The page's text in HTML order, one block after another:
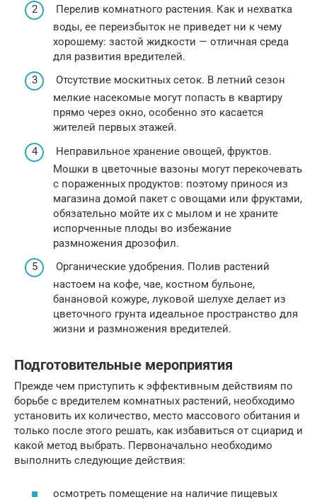
Перелив комнатного растения. Как и нехватка
воды, ее переизбыток не приведет ни к чему
хорошему: застой жидкости — отличная среда
для развития вредителей.
Отсутствие москитных сеток. В летний сезон
мелкие насекомые могут попасть в квартиру
прямо через окно, особенно это касается
жителей первых этажей.
Неправильное хранение овощей, фруктов.
Мошки в цветочные вазоны могут перекочевать
с пораженных продуктов: поэтому принося из
магазина домой пакет с овощами или фруктами,
обязательно мойте их с мылом и не храните
испорченные плоды во избежание
размножения дрозофил.
Органические удобрения. Полив растений
настоем на кофе, чае, костном бульоне,
банановой кожуре, луковой шелухе делает из
цветочного грунта идеальное пространство для
жизни и размножения вредителей.
Подготовительные мероприятия
Прежде чем приступить к эффективным действиям по
борьбе с вредителем комнатных растений, необходимо
установить их количество, место массового обитания и
только после этого решать, как избавиться от сциарид и
какой метод выбрать. Первоначально необходимо
выполнить следующие действия:
осмотреть помещение на наличие пищевых